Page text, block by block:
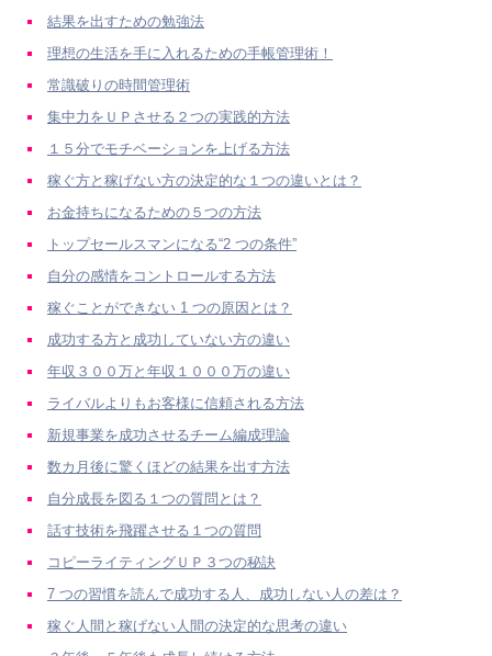
結果を出すための勉強法
理想の生活を手に入れるための手帳管理術！
常識破りの時間管理術
集中力をＵＰさせる２つの実践的方法
１５分でモチベーションを上げる方法
稼ぐ方と稼げない方の決定的な１つの違いとは？
お金持ちになるための５つの方法
トップセールスマンになる“2 つの条件”
自分の感情をコントロールする方法
稼ぐことができない 1 つの原因とは？
成功する方と成功していない方の違い
年収３００万と年収１０００万の違い
ライバルよりもお客様に信頼される方法
新規事業を成功させるチーム編成理論
数カ月後に驚くほどの結果を出す方法
自分成長を図る１つの質問とは？
話す技術を飛躍させる１つの質問
コピーライティングＵＰ３つの秘訣
7 つの習慣を読んで成功する人、成功しない人の差は？
稼ぐ人間と稼げない人間の決定的な思考の違い